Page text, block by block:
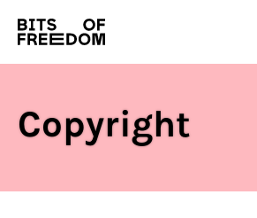
Search
for:
Copyright